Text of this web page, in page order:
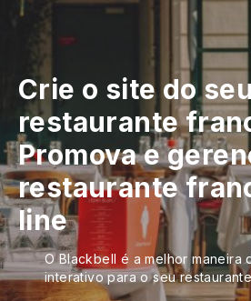
Crie o site do
restaurante
Promova e
restaurante
line
O Blackbell é a melhor maneira
interativo para o seu restaurante